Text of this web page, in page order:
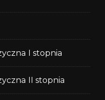
I stopnia
II stopnia